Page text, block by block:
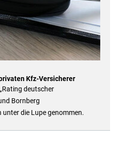
Kfz-Versicherer
deutscher
Bornberg
die Lupe genommen.